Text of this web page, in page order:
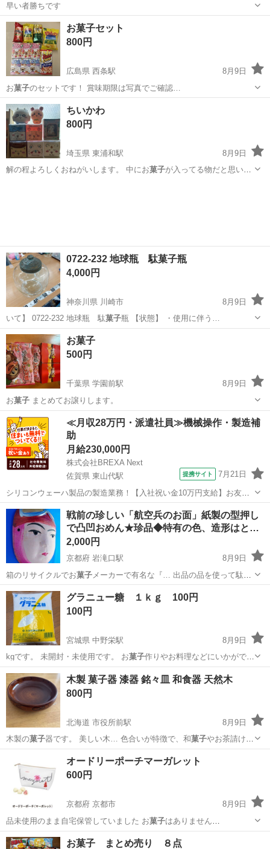
早い者勝ちです
沖縄 南城市 食品
お菓子セット
800円
広島県 西条駅
8月9日
お菓子のセットです！ 賞味期限は写真でご確認…
広島 東広島市 西条駅
ちいかわ
800円
埼玉県 東浦和駅
8月9日
解の程よろしくおねがいします。 中にお菓子が入ってる物だと思いま
0722-232 地球瓶 駄菓子瓶
4,000円
神奈川県 川崎市
8月9日
いて】 0722-232 地球瓶 駄菓子 瓶 【状態】 ・使用に伴う…
神奈川 川崎市 インテリア雑貨/小物
お菓子
500円
千葉県 学園前駅
8月9日
お菓子まとめてお譲りします。
千葉 千葉市 学園前駅 食品
≪月収28万円・派遣社員≫機械操作・製造補
助
月給230,000円
株式会社BREXA Next
佐賀県 東山代駅
提携サイト 7月21日
シリコンウェーハ製品の製造業務！【入社祝い金10万円支給】お友達
やカップルとの応募OK◎年間休日129日＆休出なしでプライベート充
実♪業務はクリーンルームで快適作業◎自社正社員登用制度あり★1食
300円～の格安食堂あり！《佐...
佐賀 伊万里市 東山代駅 その他
戦前の珍しい「航空兵のお面」紙製の型押し
で凸凹おめん★珍品◆特有の色、造形はと…
2,000円
京都府 岩滝口駅
8月9日
箱のリサイクルでお菓子メーカーで有名な『… 出品の品を使って駄
子屋を再現してみまし… 昭和30年代風の駄菓子屋さん再現ほぼ完成…
京都 宮津市
グラニュー糖 １ｋｇ 100円
100円
宮城県 中野栄駅
8月9日
kgです。 未開封・未使用です。 お菓子作りやお料理などにいかがでし
ょうか😊 …
宮城 仙台市 中野栄駅 食品 菓子
木製 菓子器 漆器 銘々皿 和食器 天然木
800円
北海道 市役所前駅
8月9日
木製の菓子器です。 美しい木… 色合いが特徴で、和菓子やお茶請けを
上品に…
市役所前駅 菓子
オードリーポーチマーガレット
600円
京都府 京都市
8月9日
品未使用のまま自宅保管していました お菓子はありません
AUDREY オードリ…
京都 京都市 バッグ タルティン
お菓子 まとめ売り ８点